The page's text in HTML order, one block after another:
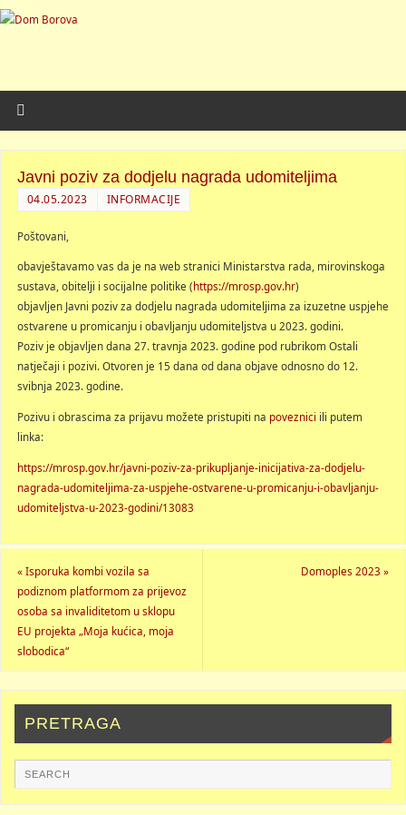
Javni poziv za dodjelu nagrada udomiteljima
04.05.2023 INFORMACIJE
Poštovani,
obavještavamo vas da je na web stranici Ministarstva rada, mirovinskoga
sustava, obitelji i socijalne politike (https://mrosp.gov.hr)
objavljen Javni poziv za dodjelu nagrada udomiteljima za izuzetne uspjehe
ostvarene u promicanju i obavljanju udomiteljstva u 2023. godini.
Poziv je objavljen dana 27. travnja 2023. godine pod rubrikom Ostali
natječaji i pozivi. Otvoren je 15 dana od dana objave odnosno do 12.
svibnja 2023. godine.
Pozivu i obrascima za prijavu možete pristupiti na poveznici ili putem
linka:
https://mrosp.gov.hr/javni-poziv-za-prikupljanje-inicijativa-za-dodjelu-
nagrada-udomiteljima-za-uspjehe-ostvarene-u-promicanju-i-obavljanju-
udomiteljstva-u-2023-godini/13083
«Isporuka kombi vozila sa
podiznom platformom za prijevoz
osoba sa invaliditetom u sklopu
EU projekta „Moja kućica, moja
slobodica“
Domoples 2023»
PRETRAGA